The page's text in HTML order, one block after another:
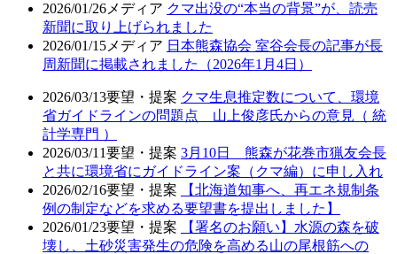
2026/01/26 メディア クマ出没の“本当の背景”が、読売
新聞に取り上げられました
2026/01/15 メディア 日本熊森協会 室谷会長の記事が長
周新聞に掲載されました（2026年1月4日）
2026/03/13要望・提案 クマ生息推定数について、環境
省ガイドラインの問題点 山上俊彦氏からの意見（ 統
計学専門 ）
2026/03/11要望・提案 3月10日 熊森が花巻市猟友会長
と共に環境省にガイドライン案（クマ編）に申し入れ
2026/02/16要望・提案
【北海道知事へ、再エネ規制条
例の制定などを求める要望書を提出しました】
2026/01/23要望・提案
【署名のお願い】水源の森を破
壊し、土砂災害発生の危険を高める山の尾根筋への